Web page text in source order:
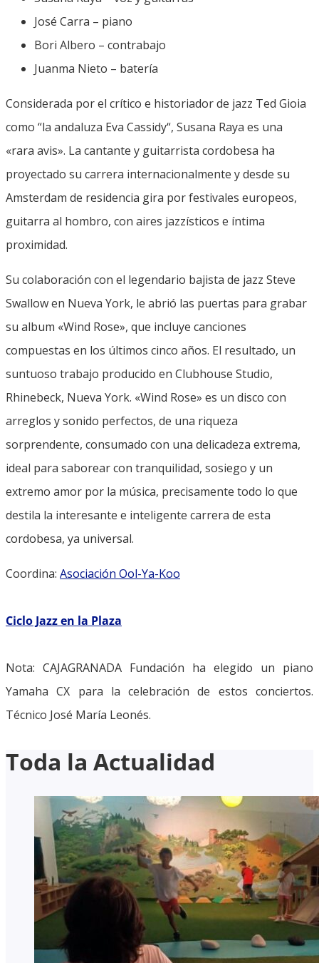
José Carra – piano
Bori Albero – contrabajo
Juanma Nieto – batería
Considerada por el crítico e historiador de jazz Ted Gioia
como “la andaluza Eva Cassidy“, Susana Raya es una
«rara avis». La cantante y guitarrista cordobesa ha
proyectado su carrera internacionalmente y desde su
Amsterdam de residencia gira por festivales europeos,
guitarra al hombro, con aires jazzísticos e íntima
proximidad.
Su colaboración con el legendario bajista de jazz Steve
Swallow en Nueva York, le abrió las puertas para grabar
su album «Wind Rose», que incluye canciones
compuestas en los últimos cinco años. El resultado, un
suntuoso trabajo producido en Clubhouse Studio,
Rhinebeck, Nueva York. «Wind Rose» es un disco con
arreglos y sonido perfectos, de una riqueza
sorprendente, consumado con una delicadeza extrema,
ideal para saborear con tranquilidad, sosiego y un
extremo amor por la música, precisamente todo lo que
destila la interesante e inteligente carrera de esta
cordobesa, ya universal.
Coordina: Asociación Ool-Ya-Koo
Ciclo Jazz en la Plaza
Nota: CAJAGRANADA Fundación ha elegido un piano
Yamaha CX para la celebración de estos conciertos.
Técnico José María Leonés.
Toda la Actualidad